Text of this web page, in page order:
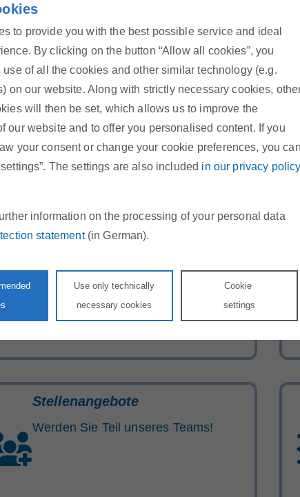
to provide you with the best possible service and ideal
By clicking on the button “Allow all cookies”, you
use of all the cookies and other similar technology (e.g.
on our website. Along with strictly necessary cookies,
will then be set, which allows us to improve the
our website and to offer you personalised content. If you
your consent or change your cookie preferences, you can
The settings are also included in our privacy policy
information on the processing of your personal data
statement(in German).
Use only technically
necessary cookies
Cookie
settings
Energie-Hotline
Rufen Sie uns kostenlos an oder
schreiben Sie uns über unser
Stellenangebote
Werden Sie Teil unseres Teams!